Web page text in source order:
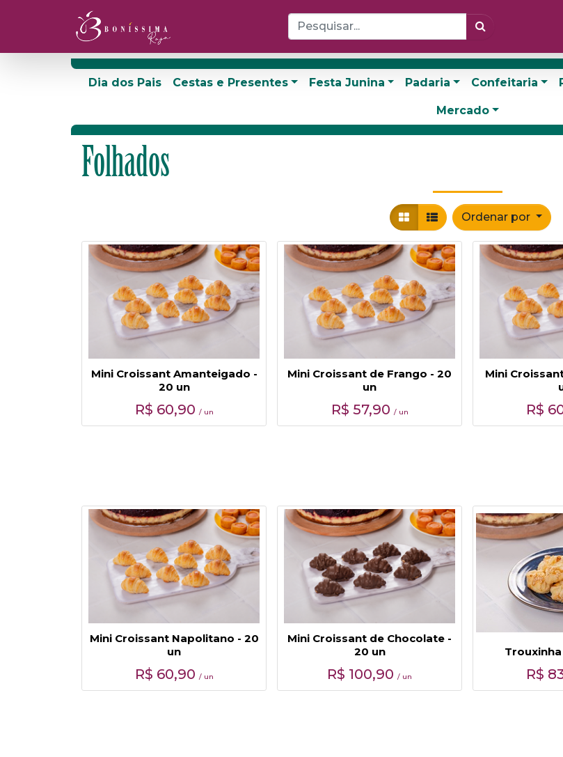
Dia dos Pais Cestas e Presentes Festa Junina Padaria Confeitaria
Mercado
Folhados
Ordenar por
Mini Croissant Amanteigado -
20 un
R$ 60,90 / un
Mini Croissant de Frango - 20
un
R$ 57,90 / un
Mini
R$
Mini Croissant Napolitano - 20
un
R$ 60,90 / un
Mini Croissant de Chocolate -
20 un
R$ 100,90 / un R$